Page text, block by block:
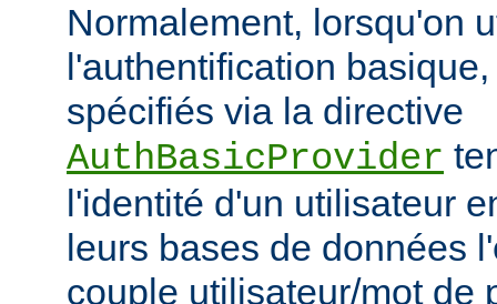
Normalement, lorsqu'on
l'authentification
spécifiés via la directive
AuthBasicProvider
l'identité d'un utilisateur
leurs bases de données
couple utilisateur/mot de